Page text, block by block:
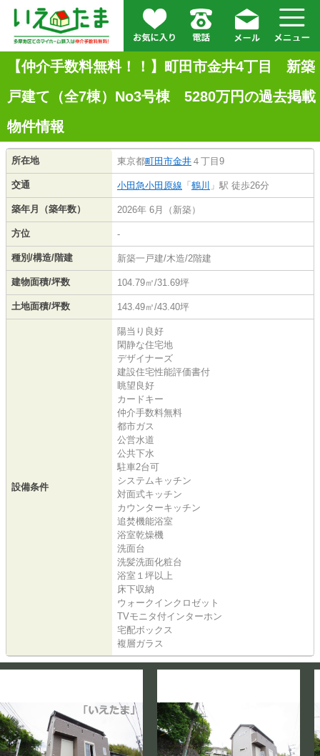
【仲介手数料無料！！】町田市金井4丁目 新築
戸建て（全7棟）No3号棟 5280万円の過去掲載
物件情報
所在地 東京都町田市金井 ４丁目9
交通 小田急小田原線 「 鶴川 」駅 徒歩26分
築年月（築年数） 2026年 6月（新築）
方位 -
種別/構造/階建 新築一戸建/木造/2階建
建物面積/坪数 104.79㎡/31.69坪
土地面積/坪数 143.49㎡/43.40坪
設備条件
陽当り良好
閑静な住宅地
デザイナーズ
建設住宅性能評価書付
眺望良好
カードキー
仲介手数料無料
都市ガス
公営水道
公共下水
駐車2台可
システムキッチン
対面式キッチン
カウンターキッチン
追焚機能浴室
浴室乾燥機
洗面台
洗髪洗面化粧台
浴室１坪以上
床下収納
ウォークインクロゼット
TVモニタ付インターホン
宅配ボックス
複層ガラス